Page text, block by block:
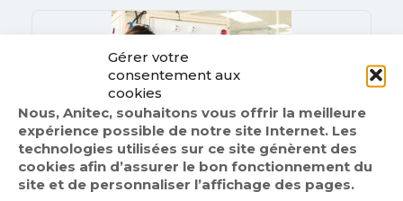
Gérer votre
consentement aux
cookies
Nous, Anitec, souhaitons vous offrir la meilleure
expérience possible de notre site Internet. Les
technologies utilisées sur ce site génèrent des
cookies afin d’assurer le bon fonctionnement du
site et de personnaliser l’affichage des pages.
AFORP